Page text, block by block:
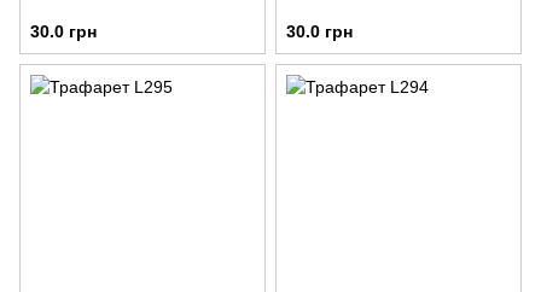
30.0 грн 30.0 грн